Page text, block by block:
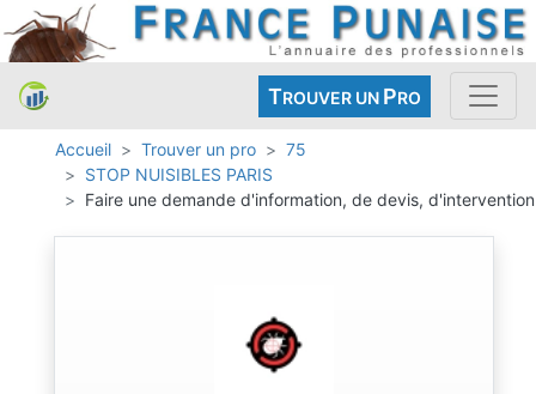
TROUVER UN PRO
Accueil Trouver un pro
75
STOP NUISIBLES PARIS
Faire une demande d'information, de devis, d'intervention